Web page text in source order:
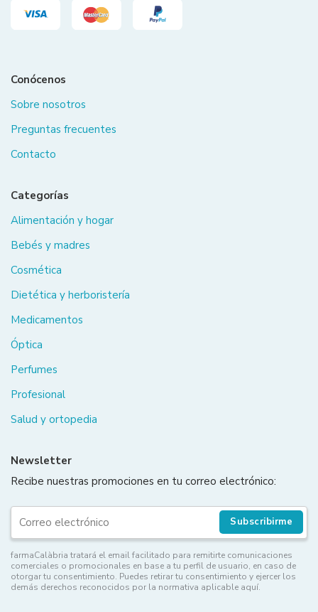
Conócenos
Sobre nosotros
Preguntas frecuentes
Contacto
Categorías
Alimentación y hogar
Bebés y madres
Cosmética
Dietética y herboristería
Medicamentos
Óptica
Perfumes
Profesional
Salud y ortopedia
Newsletter
Recibe nuestras promociones en tu correo electrónico:
Subscribirme
farmaCalàbria tratará el email facilitado para remitirte comunicaciones
comerciales o promocionales en base a tu perfil de usuario, en caso de
otorgar tu consentimiento. Puedes retirar tu consentimiento y ejercer los
demás derechos reconocidos por la normativa aplicable aquí.